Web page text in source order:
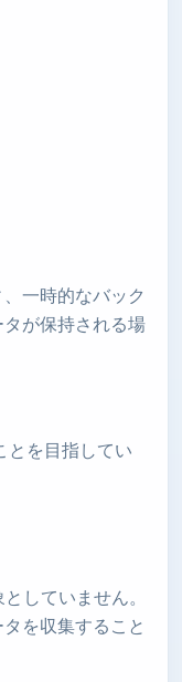
一時的なバック
が保持される場
とを目指してい
していません。
を収集すること